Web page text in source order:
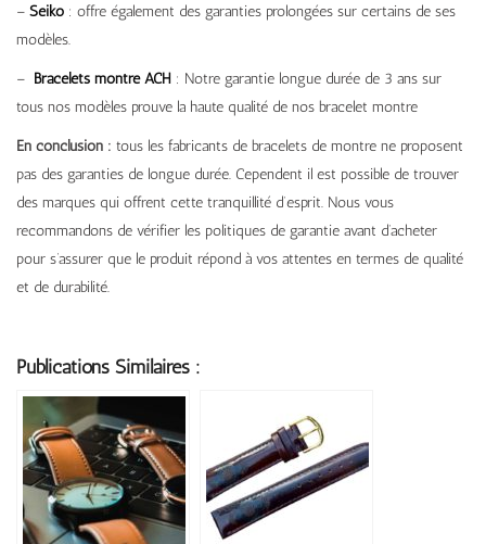
– Seiko : offre également des garanties prolongées sur certains de ses
modèles.
– Bracelets montre ACH : Notre garantie longue durée de 3 ans sur
tous nos modèles prouve la haute qualité de nos bracelet montre
En conclusion : tous les fabricants de bracelets de montre ne proposent
pas des garanties de longue durée. Cependent il est possible de trouver
des marques qui offrent cette tranquillité d’esprit. Nous vous
recommandons de vérifier les politiques de garantie avant d’acheter
pour s’assurer que le produit répond à vos attentes en termes de qualité
et de durabilité.
Publications Similaires :